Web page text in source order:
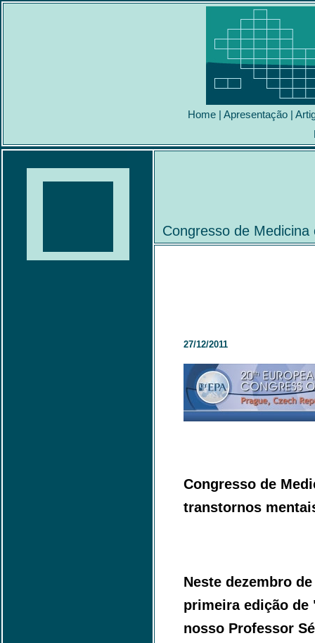
Home | Apresentação |
Congresso de
27/12/2011
Congresso de
transtornos
Neste dezembro
primeira edição
nosso Professor